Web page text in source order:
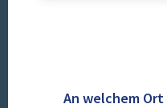
An welchem